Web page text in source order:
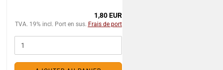
1,80 EUR
TVA. 19% incl. Port en sus. Frais de port